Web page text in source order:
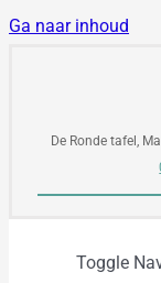
Ga naar inhoud
De Ronde tafel,
Toggle